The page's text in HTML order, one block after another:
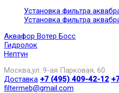
Установка фильтра
Установка фильтра
Аквафор Вотер Босс
Гидролок
Нептун
Москва,ул. 9-ая Парковая, 60
Доставка +7 (495) 409-42-12
filtermeb@gmail.com